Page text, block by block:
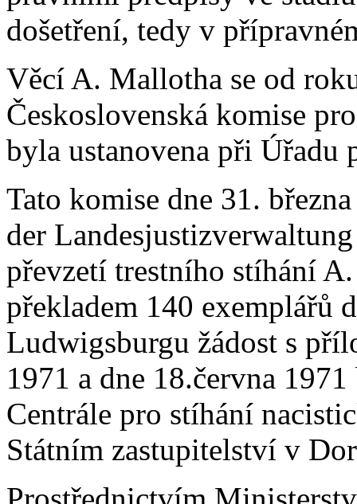
došetření, tedy v
Věcí A. Mallotha se od
Československá komise
byla ustanovena při Úřadu
Tato komise dne 31.
der
převzetí trestního stíhání
překladem 140 exemplářů
Ludwigsburgu žádost s
1971 a dne 18.června
Centrále pro stíhání
Státním zastupitelství v